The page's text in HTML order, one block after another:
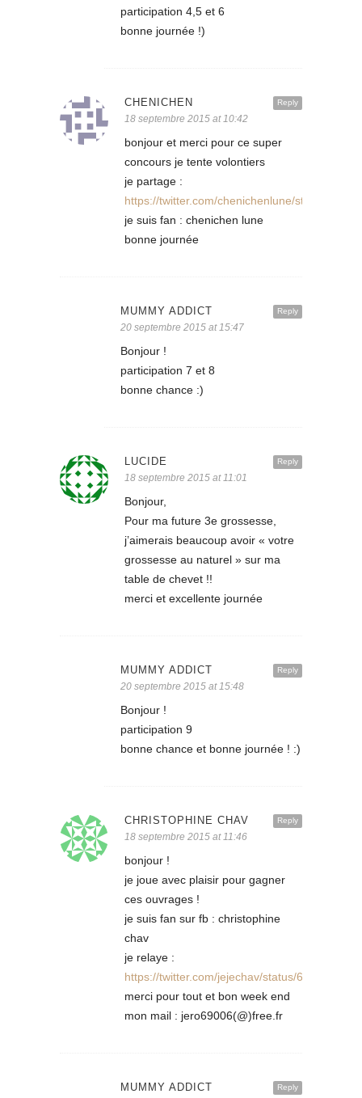
participation 4,5 et 6
bonne journée !)
Reply
CHENICHEN
18 septembre 2015 at 10:42
bonjour et merci pour ce super
concours je tente volontiers
je partage :
https://twitter.com/chenichenlune/status/
je suis fan : chenichen lune
bonne journée
Reply
MUMMY ADDICT
20 septembre 2015 at 15:47
Bonjour !
participation 7 et 8
bonne chance :)
Reply
LUCIDE
18 septembre 2015 at 11:01
Bonjour,
Pour ma future 3e grossesse,
j’aimerais beaucoup avoir « votre
grossesse au naturel » sur ma
table de chevet !!
merci et excellente journée
Reply
MUMMY ADDICT
20 septembre 2015 at 15:48
Bonjour !
participation 9
bonne chance et bonne journée ! :)
Reply
CHRISTOPHINE CHAV
18 septembre 2015 at 11:46
bonjour !
je joue avec plaisir pour gagner
ces ouvrages !
je suis fan sur fb : christophine
chav
je relaye :
https://twitter.com/jejechav/status/
merci pour tout et bon week end
mon mail : jero69006(@)free.fr
Reply
MUMMY ADDICT